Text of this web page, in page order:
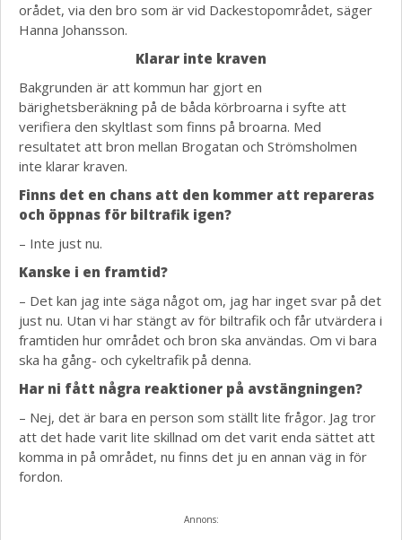
orådet, via den bro som är vid Dackestopområdet, säger
Hanna Johansson.
Klarar inte kraven
Bakgrunden är att kommun har gjort en
bärighetsberäkning på de båda körbroarna i syfte att
verifiera den skyltlast som finns på broarna. Med
resultatet att bron mellan Brogatan och Strömsholmen
inte klarar kraven.
Finns det en chans att den kommer att repareras
och öppnas för biltrafik igen?
– Inte just nu.
Kanske i en framtid?
– Det kan jag inte säga något om, jag har inget svar på det
just nu. Utan vi har stängt av för biltrafik och får utvärdera i
framtiden hur området och bron ska användas. Om vi bara
ska ha gång- och cykeltrafik på denna.
Har ni fått några reaktioner på avstängningen?
– Nej, det är bara en person som ställt lite frågor. Jag tror
att det hade varit lite skillnad om det varit enda sättet att
komma in på området, nu finns det ju en annan väg in för
fordon.
Annons: